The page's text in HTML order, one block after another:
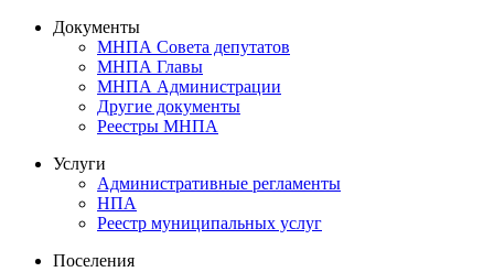
Документы
МНПА Совета депутатов
МНПА Главы
МНПА Администрации
Другие документы
Реестры МНПА
Услуги
Административные регламенты
НПА
Реестр муниципальных услуг
Поселения